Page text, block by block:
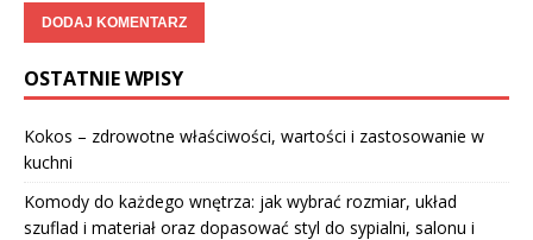
OSTATNIE WPISY
Kokos – zdrowotne właściwości, wartości i zastosowanie w
kuchni
Komody do każdego wnętrza: jak wybrać rozmiar, układ
szuflad i materiał oraz dopasować styl do sypialni, salonu i